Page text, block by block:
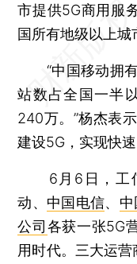
市提供5G商用服
国所有地级以上城
“中国移动拥有
站数占全国一半
240万。”杨杰表
建设5G，实现快
6月6日，工信
动、 中国电信、
公司 各获一张5G
用时代。三大运